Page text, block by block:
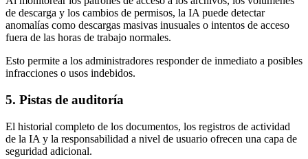
de descarga y los cambios de permisos, la IA puede detectar
anomalías como descargas masivas inusuales o intentos de acceso
fuera de las horas de trabajo normales.
Esto permite a los administradores responder de inmediato a posibles
infracciones o usos indebidos.
5. Pistas de auditoría
El historial completo de los documentos, los registros de actividad
de la IA y la responsabilidad a nivel de usuario ofrecen una capa de
seguridad adicional.